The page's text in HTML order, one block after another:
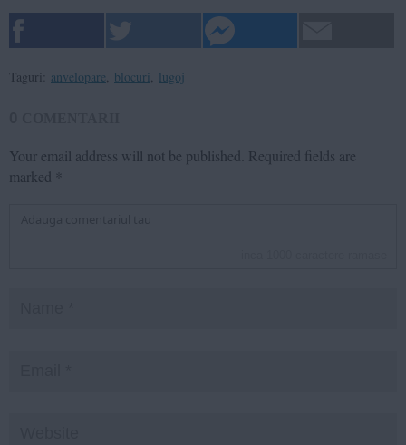
Taguri: anvelopare blocuri lugoj
Your email address will not be published. Required fields are
marked *